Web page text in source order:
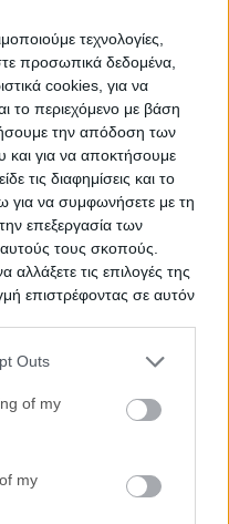
τεχνολογίες,
προσωπικά δεδομένα,
cookies, για να
το περιεχόμενο με βάση
την απόδοση των
και για να αποκτήσουμε
τις διαφημίσεις και το
για να συμφωνήσετε με τη
επεξεργασία των
τους σκοπούς.
αλλάξετε τις επιλογές της
επιστρέφοντας σε αυτόν
information including but
You may click to
its third-party tags to
in below Google
Outs
of my
my
εκτίμηση
την απόκτηση του
572 τ.μ. με θέσεις